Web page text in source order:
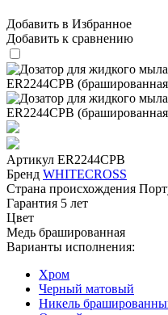
Добавить в Избранное
Добавить к сравнению
Артикул ER2244CPB
Бренд WHITECROSS
Страна происхождения
Гарантия 5 лет
Цвет
Медь брашированная
Варианты исполнения:
Хром
Черный матовый
Никель